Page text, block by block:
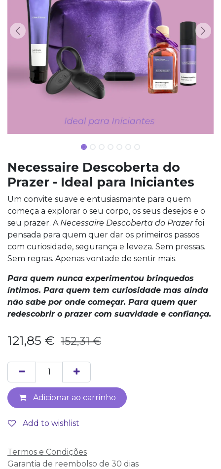
Necessaire Descoberta do
Prazer - Ideal para Iniciantes
Um convite suave e entusiasmante para quem
começa a explorar o seu corpo, os seus desejos e o
seu prazer. A Necessaire Descoberta do Prazerfoi
pensada para quem quer dar os primeiros passos
com curiosidade, segurança e leveza. Sem pressas.
Sem regras. Apenas vontade de sentir mais.
Para quem nunca experimentou brinquedos
íntimos. Para quem tem curiosidade mas ainda
não sabe por onde começar. Para quem quer
redescobrir o prazer com suavidade e confiança.
121,85 € 152,31€
Adicionar ao carrinho
Add to wishlist
Termos e Condições
Garantia de reembolso de 30 dias